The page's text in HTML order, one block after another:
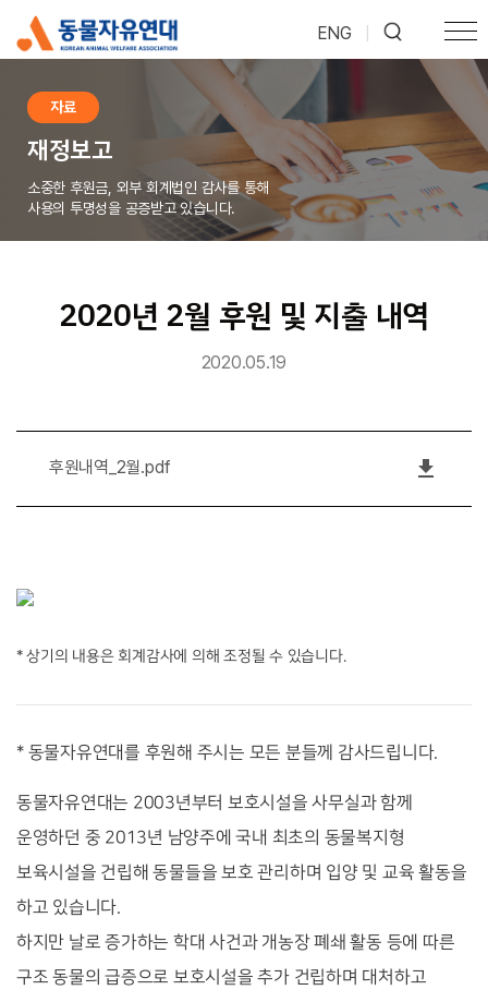
ENG
자료
재정보고
소중한 후원금, 외부 회계법인 감사를 통해
사용의 투명성을 공증받고 있습니다.
2020년 2월 후원 및 지출 내역
2020.05.19
후원내역_2월.pdf file_download
* 상기의 내용은 회계감사에 의해 조정될 수 있습니다.
* 동물자유연대를 후원해 주시는 모든 분들께 감사드립니다.
동물자유연대는 2003년부터 보호시설을 사무실과 함께
운영하던 중 2013년 남양주에 국내 최초의 동물복지형
보육시설을 건립해 동물들을 보호 관리하며 입양 및 교육 활동을
하고 있습니다.
하지만 날로 증가하는 학대 사건과 개농장 폐쇄 활동 등에 따른
구조 동물의 급증으로 보호시설을 추가 건립하며 대처하고